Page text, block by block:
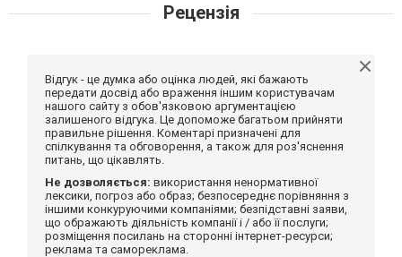
Рецензія
Відгук - це думка або оцінка людей, які бажають
передати досвід або враження іншим користувачам
нашого сайту з обов'язковою аргументацією
залишеного відгука. Це допоможе багатьом прийняти
правильне рішення. Коментарі призначені для
спілкування та обговорення, а також для роз'яснення
питань, що цікавлять.
Не дозволяється: використання ненормативної
лексики, погроз або образ; безпосереднє порівняння з
іншими конкуруючими компаніями; безпідставні заяви,
що ображають діяльність компанії і / або її послуги;
розміщення посилань на сторонні інтернет-ресурси;
реклама та самореклама.